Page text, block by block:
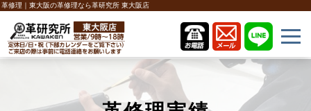
革修理｜東大阪の革修理なら革研究所 東大阪店